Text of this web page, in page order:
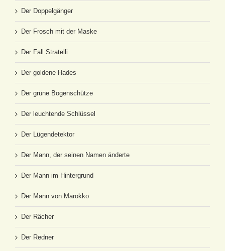
Der Doppelgänger
Der Frosch mit der Maske
Der Fall Stratelli
Der goldene Hades
Der grüne Bogenschütze
Der leuchtende Schlüssel
Der Lügendetektor
Der Mann, der seinen Namen änderte
Der Mann im Hintergrund
Der Mann von Marokko
Der Rächer
Der Redner